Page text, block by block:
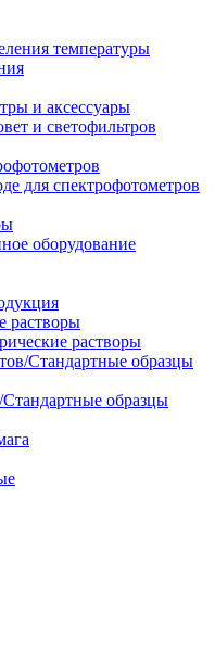
температуры
и аксессуары
и светофильтров
для спектрофотометров
оборудование
растворы
растворы
Стандартные образцы
образцы